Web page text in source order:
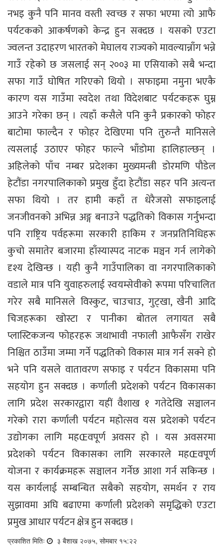
नभइ कुनै पनि मानव वस्ती स्वच्छ र सफा भएमा त्यो आफै
पर्यटकको आकर्षणको केन्द्र हुन सक्दछ । यसको एउटा
ज्वलन्त उदाहरण भारतको मेघालय राज्यको मावल्यान्नाँग भन्ने
गाउँ रहेको छ जसलाई सन् २००३ मा एसियाको सबै भन्दा
सफा गाउँ घोषित गरिएको थियो । सफाइमा नमुना भएकै
कारण यस गाउँमा स्वदेश तथा विदेशबाट पर्यटकहरू घुम्न
आउने गरेका छन् । त्यहाँ कसैले पनि कुनै प्रकारको फोहर
बाटोमा फाल्दैन र फोहर देखिएमा पनि तुरुन्तै मानिसले
त्यसलाई उठाएर फोहर फाल्ने भाँडोमा हालिहाल्छन् ।
अहिलेको पाँच नम्बर प्रदेशका मुख्यमन्त्री डोरमणि पौडेल
हेटौंडा नगरपालिकाको प्रमुख हुँदा हेटौंडा सहर पनि अत्यन्त
सफा थियो । तर हामी कहाँ त धेरैजसो सफाइलाई
जनजीवनको अभिन्न अङ्ग बनाउने पद्धतिको विकास गर्नुभन्दा
पनि राष्ट्रिय पर्वहरूमा सरकारी हाकिम र जनप्रतिनिधिहरू
कुचो समातेर बजारमा हाँस्यास्पद नाटक मञ्चन गर्न लागेको
दृश्य देखिन्छ । यही कुनै गाउँपालिका वा नगरपालिकाको
वडाले मात्र पनि युवाहरुलाई स्वयम्सेवीको रूपमा परिचालित
गरेर सबै मानिसले विस्कुट, चाउचाउ, गुट्खा, खैनी आदि
चिजहरूका खोस्टा र पानीका बोतल लगायत सबै
प्लास्टिकजन्य फोहरहरू जथाभावी नफाली आफैसँग राखेर
निश्चित ठाउँमा जम्मा गर्ने पद्धतिको विकास मात्र गर्न सक्ने हो
भने पनि यसले वातावरण सफाइ र पर्यटन विकासमा पनि
सहयोग हुन सक्दछ । कर्णाली प्रदेशको पर्यटन विकासका
लागि प्रदेश सरकारद्वारा यहीं वैशाख १ गतेदेखि सञ्चालन
गरेको रारा कर्णाली पर्यटन महोत्सव यस प्रदेशको पर्यटन
उद्योगका लागि महŒवपूर्ण अवसर हो । यस अवसरमा
प्रदेशको पर्यटन विकासका लागि सरकारले महŒवपूर्ण
योजना र कार्यक्रमहरू सञ्चालन गर्नेछ आशा गर्न सकिन्छ ।
यस कार्यलाई सम्बन्धित सबैको सहयोग, समर्थन र राय
सुझावमा अघि बढाएमा कर्णाली प्रदेशको समृद्धिको एउटा
प्रमुख आधार पर्यटन क्षेत्र हुन सक्दछ ।
प्रकाशित मितिः ३ बैशाख २०७५, सोमबार १५:२२